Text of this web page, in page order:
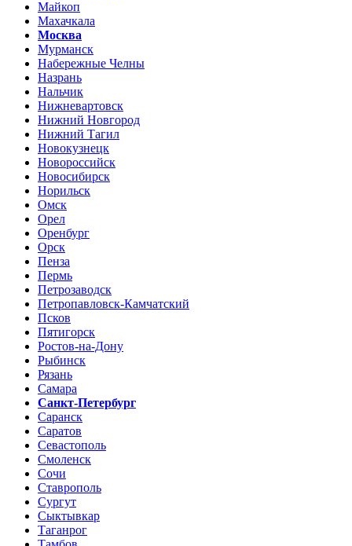
Майкоп
Махачкала
Москва
Мурманск
Набережные Челны
Назрань
Нальчик
Нижневартовск
Нижний Новгород
Нижний Тагил
Новокузнецк
Новороссийск
Новосибирск
Норильск
Омск
Орел
Оренбург
Орск
Пенза
Пермь
Петрозаводск
Петропавловск-Камчатский
Псков
Пятигорск
Ростов-на-Дону
Рыбинск
Рязань
Самара
Санкт-Петербург
Саранск
Саратов
Севастополь
Смоленск
Сочи
Ставрополь
Сургут
Сыктывкар
Таганрог